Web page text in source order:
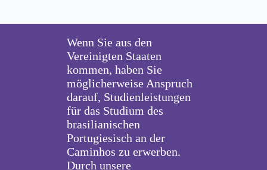
Wenn Sie aus den
Vereinigten Staaten
kommen, haben Sie
möglicherweise Anspruch
darauf, Studienleistungen
für das Studium des
brasilianischen
Portugiesisch an der
Caminhos zu erwerben.
Durch unsere